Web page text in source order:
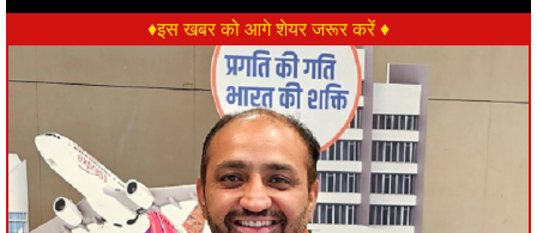
♦इस खबर को आगे शेयर जरूर करें ♦